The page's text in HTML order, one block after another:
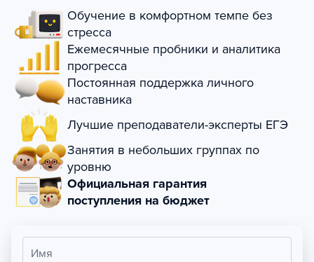
Обучение в комфортном темпе без
стресса
Ежемесячные пробники и аналитика
прогресса
Постоянная поддержка личного
наставника
Лучшие преподаватели-эксперты ЕГЭ
Занятия в небольших группах по
уровню
Официальная гарантия
поступления на бюджет
Имя